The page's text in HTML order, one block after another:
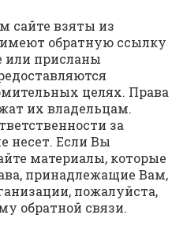
сайте взяты из
обратную ссылку
или присланы
целях. Права
их владельцам.
за
несет. Если Вы
материалы, которые
принадлежащие Вам,
пожалуйста,
обратной связи.